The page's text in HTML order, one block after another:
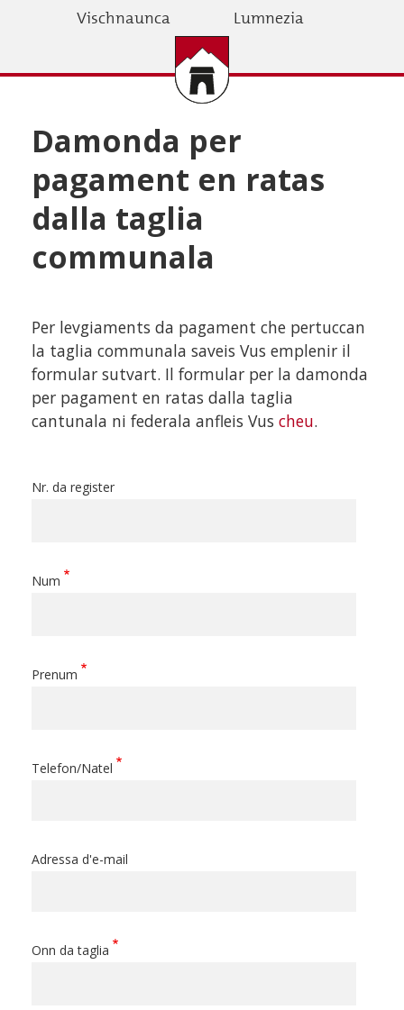
Vischnaunca Lumnezia
Damonda per
pagament en ratas
dalla taglia
communala
Per levgiaments da pagament che pertuccan
la taglia communala saveis Vus emplenir il
formular sutvart. Il formular per la damonda
per pagament en ratas dalla taglia
cantunala ni federala anfleis Vus cheu.
Nr. da register
Num
Prenum
Telefon/Natel
Adressa d'e-mail
Onn da taglia